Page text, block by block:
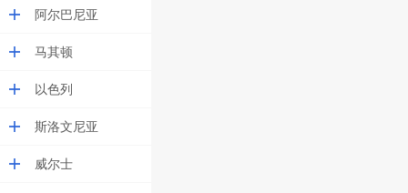
阿尔巴尼亚
马其顿
以色列
斯洛文尼亚
威尔士